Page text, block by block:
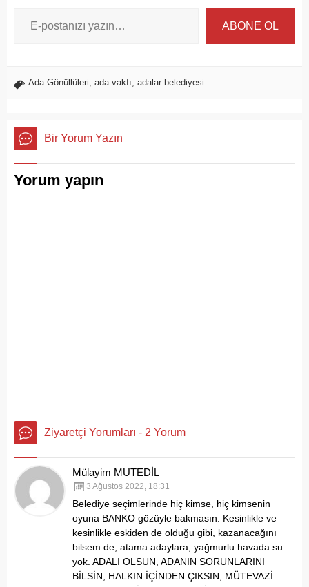
ABONE OL
Ada Gönüllüleri, ada vakfı, adalar belediyesi
Bir Yorum Yazın
Yorum yapın
Ziyaretçi Yorumları - 2 Yorum
Mülayim MUTEDİL
3 Ağustos 2022, 18:31
Belediye seçimlerinde hiç kimse, hiç kimsenin
oyuna BANKO gözüyle bakmasın. Kesinlikle ve
kesinlikle eskiden de olduğu gibi, kazanacağını
bilsem de, atama adaylara, yağmurlu havada su
yok. ADALI OLSUN, ADANIN SORUNLARINI
BİLSİN; HALKIN İÇİNDEN ÇIKSIN, MÜTEVAZİ